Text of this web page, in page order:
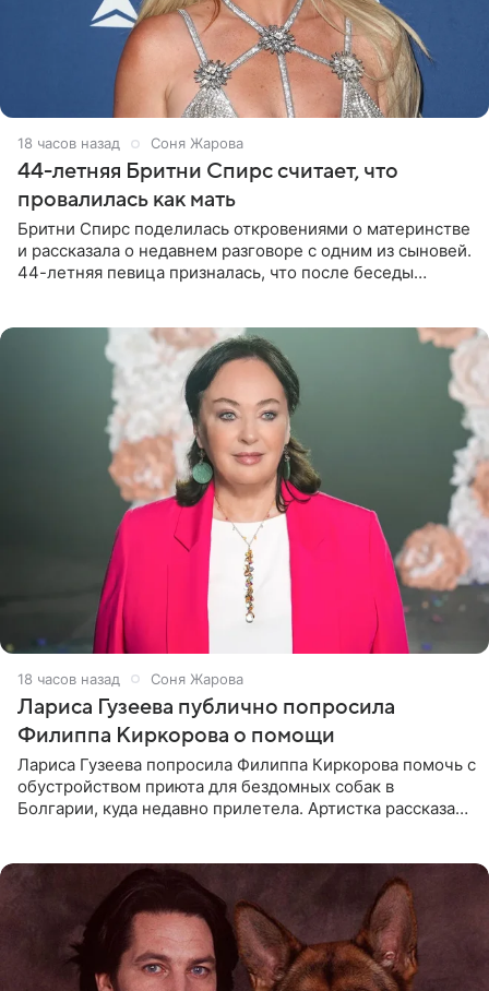
18 часов назад Соня Жарова
44-летняя Бритни Спирс считает, что
провалилась как мать
Бритни Спирс поделилась откровениями о материнстве
и рассказала о недавнем разговоре с одним из сыновей.
44-летняя певица призналась, что после беседы
18 часов назад Соня Жарова
Лариса Гузеева публично попросила
Филиппа Киркорова о помощи
Лариса Гузеева попросила Филиппа Киркорова помочь с
обустройством приюта для бездомных собак в
Болгарии, куда недавно прилетела. Артистка рассказала